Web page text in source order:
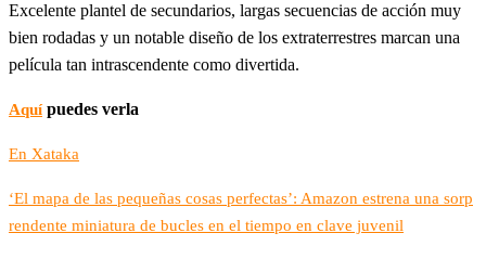
Excelente plantel de secundarios, largas secuencias de acción muy
bien rodadas y un notable diseño de los extraterrestres marcan una
película tan intrascendente como divertida.
Aquípuedes verla
En Xataka
‘El mapa de las pequeñas cosas perfectas’: Amazon estrena una sorp
rendente miniatura de bucles en el tiempo en clave juvenil